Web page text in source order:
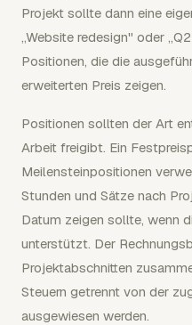
Projekt sollte dann eine
„Website redesign" oder
Positionen, die die
erweiterten Preis zeigen.
Positionen sollten der Art
Arbeit freigibt. Ein
Meilensteinpositionen
Stunden und Sätze nach
Datum zeigen sollte, wenn
unterstützt. Der
Projektabschnitten
Steuern getrennt von der
ausgewiesen werden.